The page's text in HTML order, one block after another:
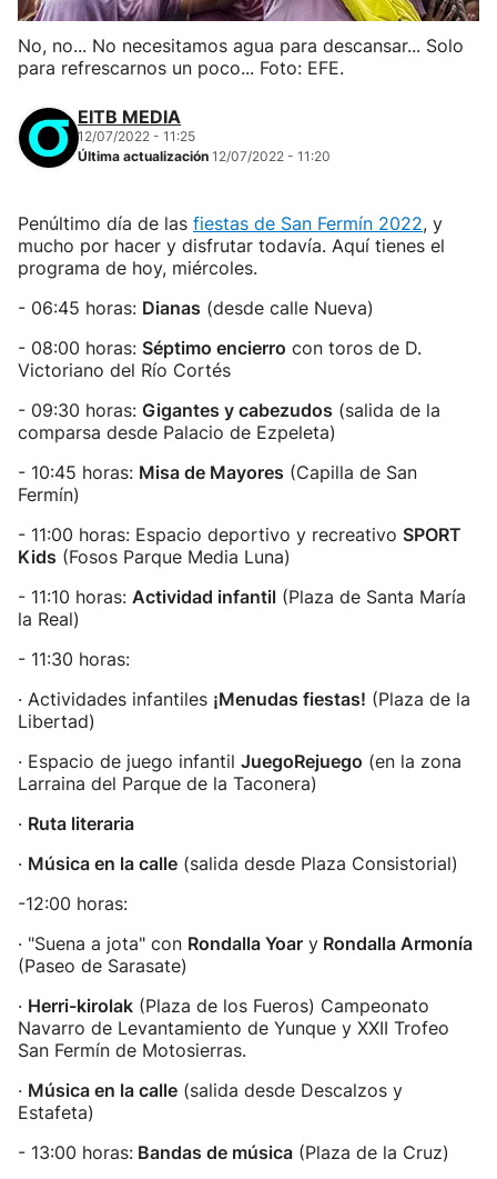
No, no... No necesitamos agua para descansar... Solo
para refrescarnos un poco... Foto: EFE.
EITB MEDIA
12/07/2022 - 11:25
Última actualización 12/07/2022 - 11:20
Penúltimo día de las fiestas de San Fermín 2022, y
mucho por hacer y disfrutar todavía. Aquí tienes el
programa de hoy, miércoles.
- 06:45 horas: Dianas (desde calle Nueva)
- 08:00 horas: Séptimo encierro con toros de D.
Victoriano del Río Cortés
- 09:30 horas: Gigantes y cabezudos (salida de la
comparsa desde Palacio de Ezpeleta)
- 10:45 horas: Misa de Mayores (Capilla de San
Fermín)
- 11:00 horas: Espacio deportivo y recreativo SPORT
Kids (Fosos Parque Media Luna)
- 11:10 horas: Actividad infantil (Plaza de Santa María
la Real)
- 11:30 horas:
· Actividades infantiles ¡Menudas fiestas! (Plaza de la
Libertad)
· Espacio de juego infantil JuegoRejuego (en la zona
Larraina del Parque de la Taconera)
· Ruta literaria
· Música en la calle (salida desde Plaza Consistorial)
-12:00 horas:
· "Suena a jota" con Rondalla Yoar y Rondalla Armonía
(Paseo de Sarasate)
· Herri-kirolak (Plaza de los Fueros) Campeonato
Navarro de Levantamiento de Yunque y XXII Trofeo
San Fermín de Motosierras.
· Música en la calle (salida desde Descalzos y
Estafeta)
- 13:00 horas: Bandas de música (Plaza de la Cruz)